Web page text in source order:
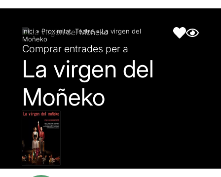
Inici» Proximitat,Teatre»La virgen del
Moñeko
Comprar entrades per a
La virgen del
Moñeko